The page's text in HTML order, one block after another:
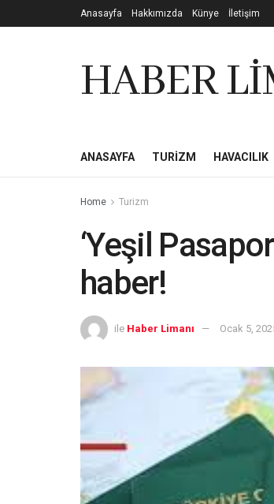
Anasayfa Hakkımızda Künye İletişim
HABER
ANASAYFA TURIZM HAVACILIK
Home Turizm
‘Yeşil
haber!
ile Haber Limanı Ocak 5,